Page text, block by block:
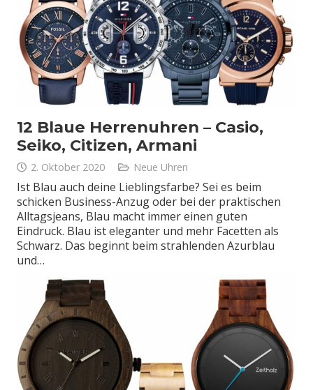
12 Blaue Herrenuhren – Casio,
Seiko, Citizen, Armani
2. Oktober 2020 Neue Uhren
Ist Blau auch deine Lieblingsfarbe? Sei es beim
schicken Business-Anzug oder bei der praktischen
Alltagsjeans, Blau macht immer einen guten
Eindruck. Blau ist eleganter und mehr Facetten als
Schwarz. Das beginnt beim strahlenden Azurblau
und…